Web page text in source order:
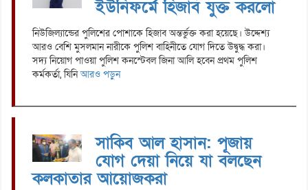
ইউনিফর্মে হিজাব যুক্ত করলো
নিউজিল্যান্ডের পুলিশের পোশাকে হিজাব অন্তর্ভুক্ত করা হয়েছে। উদ্দেশ্য
আরও বেশি মুসলমান নারীকে পুলিশ বাহিনীতে যোগ দিতে উদ্বুদ্ধ করা।
সদ্য নিয়োগ পাওয়া পুলিশ কনস্টেবল জিনা আলি হবেন প্রথম পুলিশ
কর্মকর্তা, যিনিআরও পড়ুন
সাকিব আল হাসান: পূজায়
যোগ দেয়া নিয়ে যা বলছেন
কলকাতার আয়োজকরা